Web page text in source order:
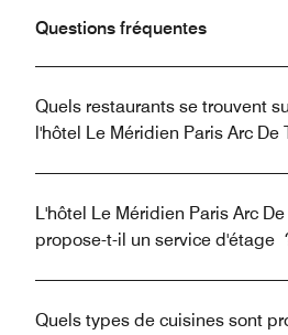
Questions fréquentes
Quels restaurants se trouvent
l'hôtel Le Méridien Paris Arc
L'hôtel Le Méridien Paris Arc
propose-t-il un service d'étage
Quels types de cuisines sont